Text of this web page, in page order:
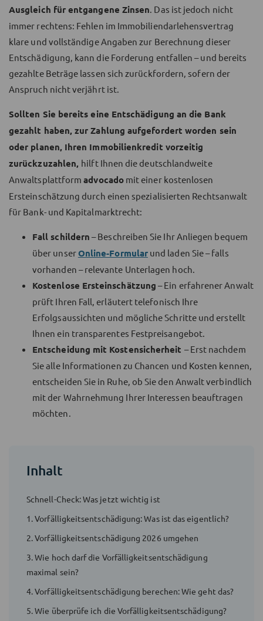
Ausgleich für entgangene Zinsen . Das ist jedoch nicht
immer rechtens: Fehlen im Immobiliendarlehensvertrag
klare und vollständige Angaben zur Berechnung dieser
Entschädigung, kann die Forderung entfallen – und bereits
gezahlte Beträge lassen sich zurückfordern, sofern der
Anspruch nicht verjährt ist.
Sollten Sie bereits eine Entschädigung an die Bank
gezahlt haben, zur Zahlung aufgefordert worden sein
oder planen, Ihren Immobilienkredit vorzeitig
zurückzuzahlen, hilft Ihnen die deutschlandweite
Anwaltsplattformadvocadomit einer kostenlosen
Ersteinschätzung durch einen spezialisierten Rechtsanwalt
für Bank- und Kapitalmarktrecht:
Fall schildern – Beschreiben Sie Ihr Anliegen bequem
über unserOnline-Formularund laden Sie – falls
vorhanden – relevante Unterlagen hoch.
Kostenlose Ersteinschätzung – Ein erfahrener Anwalt
prüft Ihren Fall, erläutert telefonisch Ihre
Erfolgsaussichten und mögliche Schritte und erstellt
Ihnen ein transparentes Festpreisangebot.
Entscheidung mit Kostensicherheit – Erst nachdem
Sie alle Informationen zu Chancen und Kosten kennen,
entscheiden Sie in Ruhe, ob Sie den Anwalt verbindlich
mit der Wahrnehmung Ihrer Interessen beauftragen
möchten.
Inhalt
Schnell-Check: Was jetzt wichtig ist
1. Vorfälligkeitsentschädigung: Was ist das eigentlich?
2. Vorfälligkeitsentschädigung 2026 umgehen
3. Wie hoch darf die Vorfälligkeitsentschädigung
maximal sein?
4. Vorfälligkeitsentschädigung berechen: Wie geht das?
5. Wie überprüfe ich die Vorfälligkeitsentschädigung?